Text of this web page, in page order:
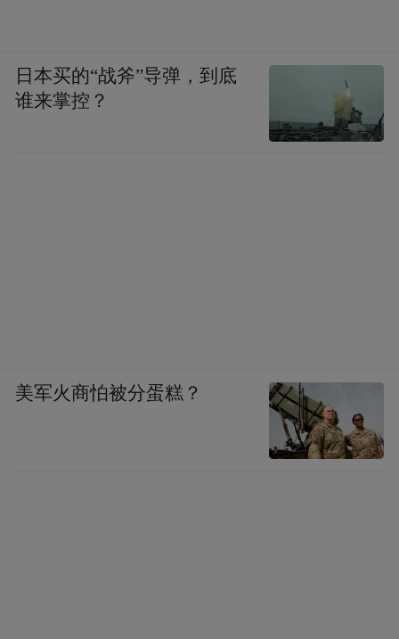
日本买的“战斧”导弹，到底
谁来掌控？
美军火商怕被分蛋糕？